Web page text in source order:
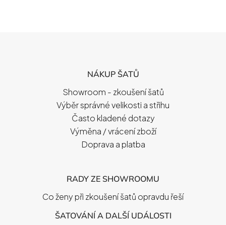
NÁKUP ŠATŮ
Showroom - zkoušení šatů
Výběr správné velikosti a střihu
Často kladené dotazy
Výměna / vrácení zboží
Doprava a platba
RADY ZE SHOWROOMU
Co ženy při zkoušení šatů opravdu řeší
ŠATOVÁNÍ A DALŠÍ UDÁLOSTI